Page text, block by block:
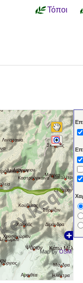
Τόποι
Λινίσταινα
Σκληρός
Δραγώγιον
Δραγώγιον
Μαρίνα
Κακαλέτριον
Καστρούγκαινα
Στάσιμον
Κούβελας
Σύρριζον
Διμάνδρα
Χαλκιάς
Χρυσοχώριον
Δώριον
Ψάριον Κάτω
Μάνδρα
Αμφιθέα Ηλέκτρα
Map byOSM